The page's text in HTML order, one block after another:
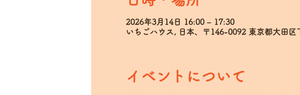
2026年3月14日 16:00 – 17:30
いちごハウス, 日本、〒146-0092 東京都大田区
イベントについて